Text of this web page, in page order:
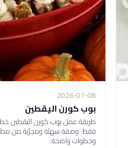
2026-07-08
بوب كورن اليقطين
وخطوات واضحة.